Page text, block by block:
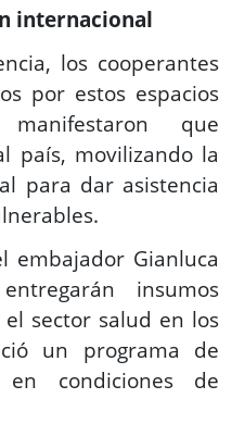
internacional
los cooperantes
por estos espacios
que
país, movilizando la
para dar asistencia
embajador Gianluca
insumos
sector salud en los
un programa de
condiciones de